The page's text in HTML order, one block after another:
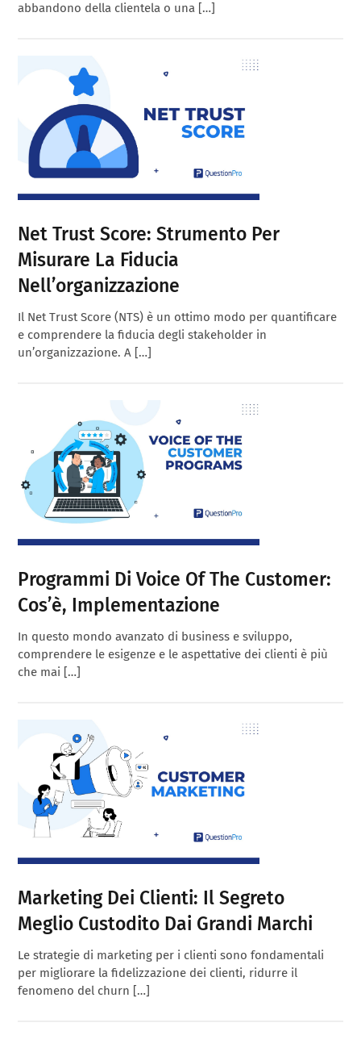
abbandono della clientela o una […]
Net Trust Score: Strumento Per
Misurare La Fiducia
Nell’organizzazione
Il Net Trust Score (NTS) è un ottimo modo per quantificare
e comprendere la fiducia degli stakeholder in
un’organizzazione. A […]
Programmi Di Voice Of The Customer:
Cos’è, Implementazione
In questo mondo avanzato di business e sviluppo,
comprendere le esigenze e le aspettative dei clienti è più
che mai […]
Marketing Dei Clienti: Il Segreto
Meglio Custodito Dai Grandi Marchi
Le strategie di marketing per i clienti sono fondamentali
per migliorare la fidelizzazione dei clienti, ridurre il
fenomeno del churn […]